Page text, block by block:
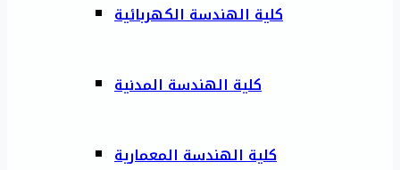
كلية الهندسة الكهربائية
كلية الهندسة المدنية
كلية الهندسة المعمارية